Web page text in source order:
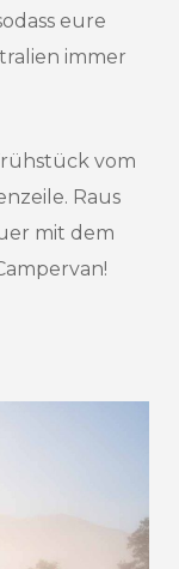
eure
immer
vom
Raus
mit dem